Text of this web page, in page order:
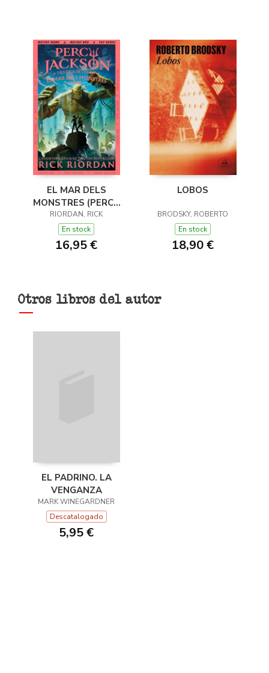
EL MAR DELS
MONSTRES (PERCY
JACKSON I ELS DÉUS
DE L'OLIMP 2)
RIORDAN, RICK
En stock
16,95 €
LOBOS
BRODSKY, ROBERTO
En stock
18,90 €
Otros libros del autor
EL PADRINO. LA
VENGANZA
MARK WINEGARDNER
Descatalogado
5,95 €